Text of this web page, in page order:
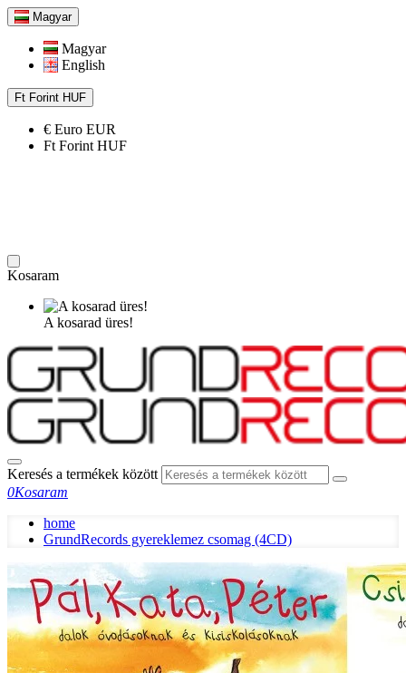
Magyar
Magyar
English
Ft Forint HUF
€ Euro EUR
Ft Forint HUF
Kosaram
A kosarad üres!
Keresés a termékek között
0Kosaram
home
GrundRecords gyereklemez csomag (4CD)